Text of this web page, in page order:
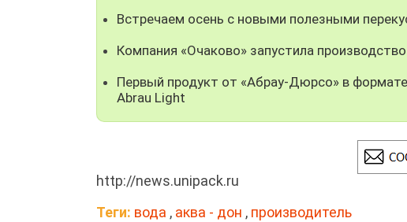
Встречаем осень с новыми полезными
Компания «Очаково» запустила
Первый продукт от «Абрау-Дюрсо» в
Abrau Light
http://news.unipack.ru
Теги: вода , аква - дон , производитель